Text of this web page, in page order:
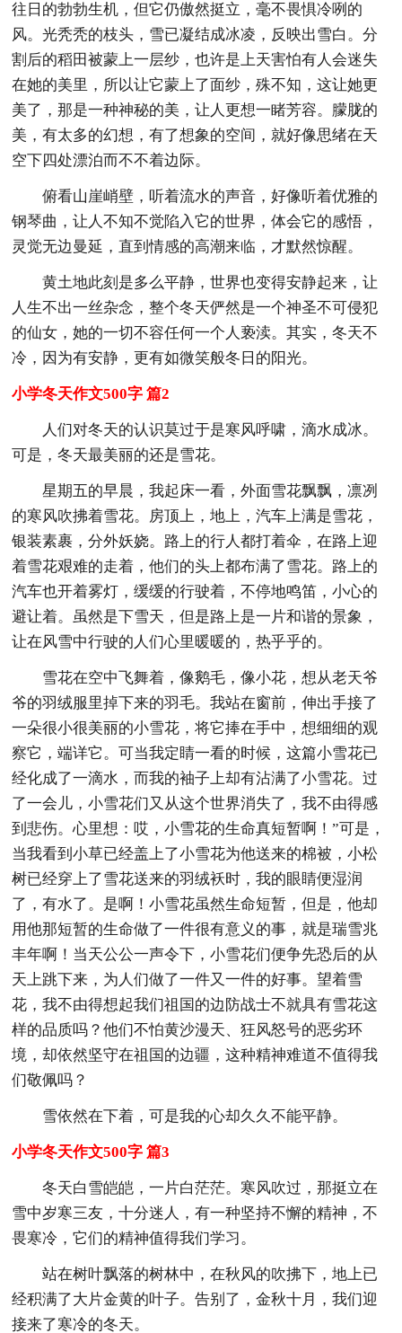
往日的勃勃生机，但它仍傲然挺立，毫不畏惧冷咧的
风。光秃秃的枝头，雪已凝结成冰凌，反映出雪白。分
割后的稻田被蒙上一层纱，也许是上天害怕有人会迷失
在她的美里，所以让它蒙上了面纱，殊不知，这让她更
美了，那是一种神秘的美，让人更想一睹芳容。朦胧的
美，有太多的幻想，有了想象的空间，就好像思绪在天
空下四处漂泊而不不着边际。
俯看山崖峭壁，听着流水的声音，好像听着优雅的
钢琴曲，让人不知不觉陷入它的世界，体会它的感悟，
灵觉无边曼延，直到情感的高潮来临，才默然惊醒。
黄土地此刻是多么平静，世界也变得安静起来，让
人生不出一丝杂念，整个冬天俨然是一个神圣不可侵犯
的仙女，她的一切不容任何一个人亵渎。其实，冬天不
冷，因为有安静，更有如微笑般冬日的阳光。
小学冬天作文500字 篇2
人们对冬天的认识莫过于是寒风呼啸，滴水成冰。
可是，冬天最美丽的还是雪花。
星期五的早晨，我起床一看，外面雪花飘飘，凛冽
的寒风吹拂着雪花。房顶上，地上，汽车上满是雪花，
银装素裹，分外妖娆。路上的行人都打着伞，在路上迎
着雪花艰难的走着，他们的头上都布满了雪花。路上的
汽车也开着雾灯，缓缓的行驶着，不停地鸣笛，小心的
避让着。虽然是下雪天，但是路上是一片和谐的景象，
让在风雪中行驶的人们心里暖暖的，热乎乎的。
雪花在空中飞舞着，像鹅毛，像小花，想从老天爷
爷的羽绒服里掉下来的羽毛。我站在窗前，伸出手接了
一朵很小很美丽的小雪花，将它捧在手中，想细细的观
察它，端详它。可当我定睛一看的时候，这篇小雪花已
经化成了一滴水，而我的袖子上却有沾满了小雪花。过
了一会儿，小雪花们又从这个世界消失了，我不由得感
到悲伤。心里想：哎，小雪花的生命真短暂啊！”可是，
当我看到小草已经盖上了小雪花为他送来的棉被，小松
树已经穿上了雪花送来的羽绒袄时，我的眼睛便湿润
了，有水了。是啊！小雪花虽然生命短暂，但是，他却
用他那短暂的生命做了一件很有意义的事，就是瑞雪兆
丰年啊！当天公公一声令下，小雪花们便争先恐后的从
天上跳下来，为人们做了一件又一件的好事。望着雪
花，我不由得想起我们祖国的边防战士不就具有雪花这
样的品质吗？他们不怕黄沙漫天、狂风怒号的恶劣环
境，却依然坚守在祖国的边疆，这种精神难道不值得我
们敬佩吗？
雪依然在下着，可是我的心却久久不能平静。
小学冬天作文500字 篇3
冬天白雪皑皑，一片白茫茫。寒风吹过，那挺立在
雪中岁寒三友，十分迷人，有一种坚持不懈的精神，不
畏寒冷，它们的精神值得我们学习。
站在树叶飘落的树林中，在秋风的吹拂下，地上已
经积满了大片金黄的叶子。告别了，金秋十月，我们迎
接来了寒冷的冬天。